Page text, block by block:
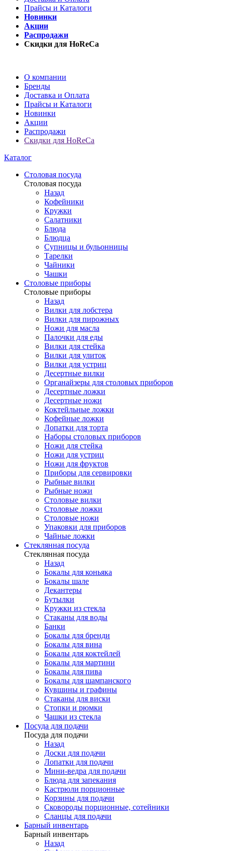
Прайсы и Каталоги
Новинки
Акции
Распродажи
Скидки для HoReCa
О компании
Бренды
Доставка и Оплата
Прайсы и Каталоги
Новинки
Акции
Распродажи
Скидки для HoReCa
Каталог
Столовая посуда
Столовая посуда
Назад
Кофейники
Кружки
Салатники
Блюда
Блюдца
Супницы и бульонницы
Тарелки
Чайники
Чашки
Cтоловые приборы
Cтоловые приборы
Назад
Вилки для лобстера
Вилки для пирожных
Ножи для масла
Палочки для еды
Вилки для стейка
Вилки для улиток
Вилки для устриц
Десертные вилки
Органайзеры для столовых приборов
Десертные ложки
Десертные ножи
Коктейльные ложки
Кофейные ложки
Лопатки для торта
Наборы столовых приборов
Ножи для стейка
Ножи для устриц
Ножи для фруктов
Приборы для сервировки
Рыбные вилки
Рыбные ножи
Столовые вилки
Столовые ложки
Столовые ножи
Упаковки для приборов
Чайные ложки
Стеклянная посуда
Стеклянная посуда
Назад
Бокалы для коньяка
Бокалы шале
Декантеры
Бутылки
Кружки из стекла
Стаканы для воды
Банки
Бокалы для бренди
Бокалы для вина
Бокалы для коктейлей
Бокалы для мартини
Бокалы для пива
Бокалы для шампанского
Кувшины и графины
Стаканы для виски
Стопки и рюмки
Чашки из стекла
Посуда для подачи
Посуда для подачи
Назад
Доски для подачи
Лопатки для подачи
Мини-ведра для подачи
Блюда для запекания
Кастрюли порционные
Корзины для подачи
Сковороды порционные, сотейники
Сланцы для подачи
Барный инвентарь
Барный инвентарь
Назад